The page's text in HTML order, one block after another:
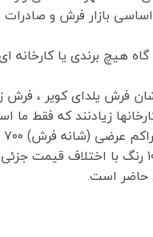
بازار فرش و
هیچ برندی یا کارخانه
فرش یلدای کویر ،
زیادنند که فقط ما
حاضر است.